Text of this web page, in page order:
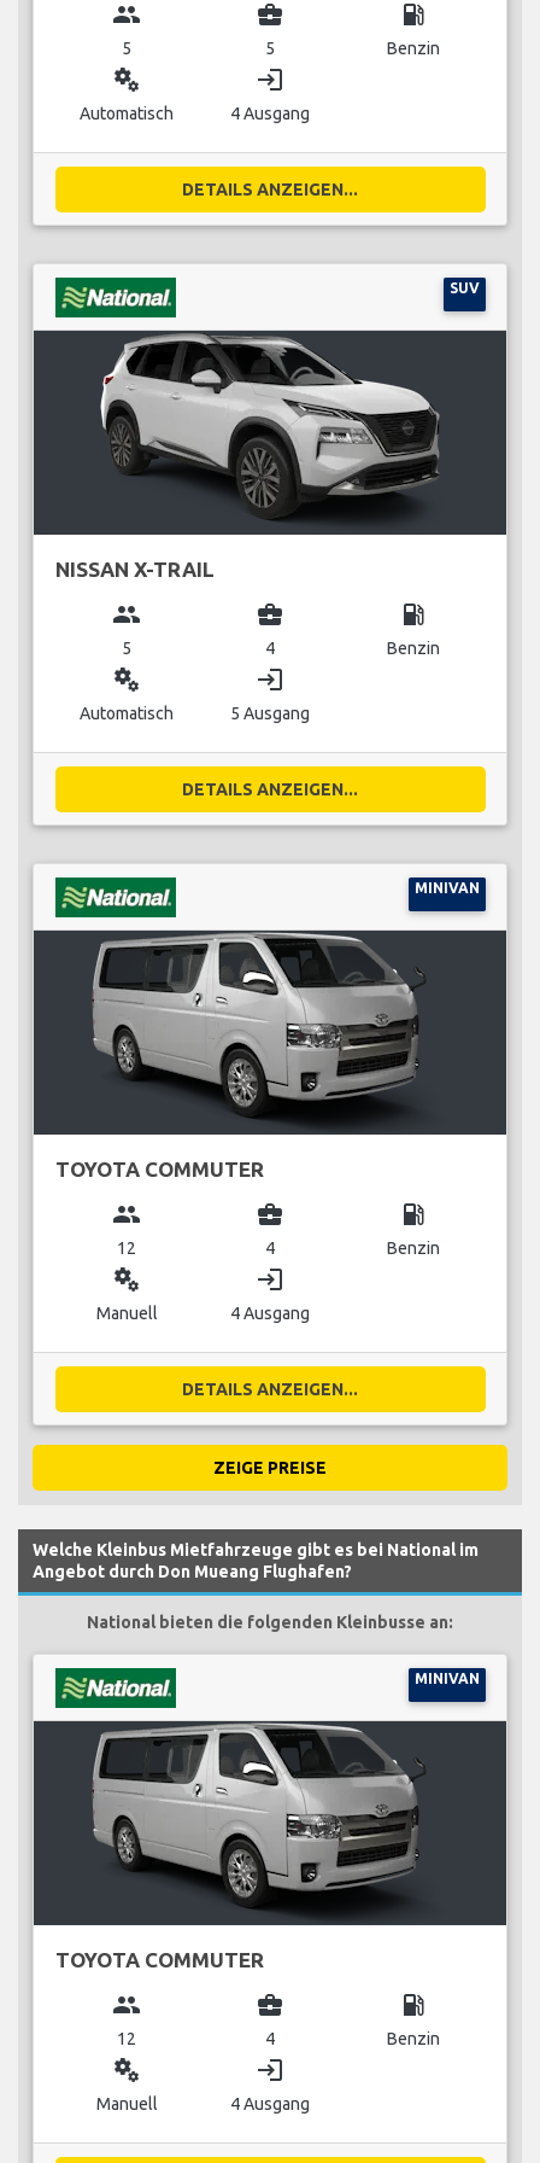
group
5
business_center
5
local_gas_station
Benzin
miscellaneous_services
Automatisch
login
4 Ausgang
DETAILS ANZEIGEN...
SUV
NISSAN X-TRAIL
group
5
business_center
4
local_gas_station
Benzin
miscellaneous_services
Automatisch
login
5 Ausgang
DETAILS ANZEIGEN...
MINIVAN
TOYOTA COMMUTER
group
12
business_center
4
local_gas_station
Benzin
miscellaneous_services
Manuell
login
4 Ausgang
DETAILS ANZEIGEN...
ZEIGE PREISE
Welche Kleinbus Mietfahrzeuge gibt es bei National im
Angebot durch Don Mueang Flughafen?
National bieten die folgenden Kleinbusse an:
MINIVAN
TOYOTA COMMUTER
group
12
business_center
4
local_gas_station
Benzin
miscellaneous_services
Manuell
login
4 Ausgang